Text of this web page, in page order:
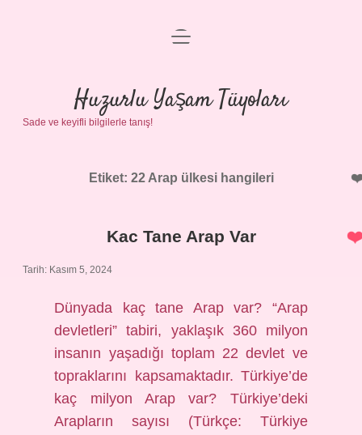
Anasayfa
Gizlilik Politikası
Yasal Uyarı
menüyü
Huzurlu Yaşam Tüyoları
Sade ve keyifli bilgilerle tanış!
Etiket: 22 Arap ülkesi hangileri
Kac Tane Arap Var
Tarih: Kasım 5, 2024
Dünyada kaç tane Arap var? “Arap
devletleri” tabiri, yaklaşık 360 milyon
insanın yaşadığı toplam 22 devlet ve
topraklarını kapsamaktadır. Türkiye’de
kaç milyon Arap var? Türkiye’deki
Arapların sayısı (Türkçe: Türkiye